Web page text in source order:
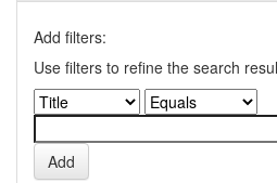
Add filters:
Use filters to refine the search